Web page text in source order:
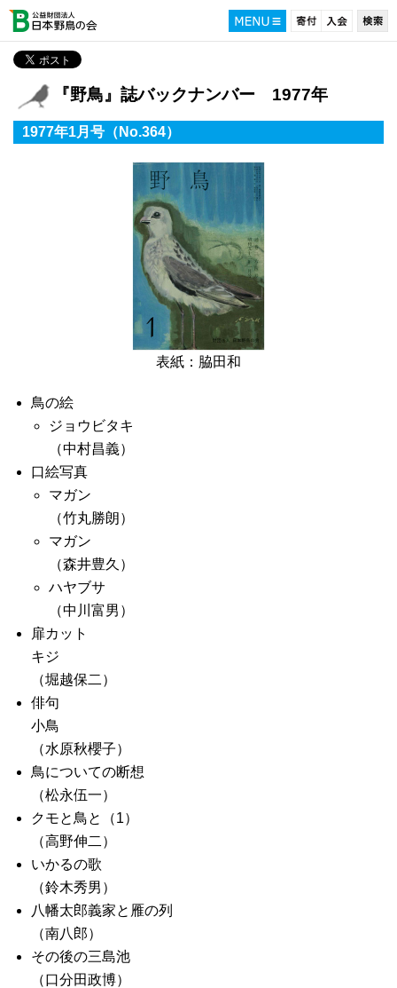
『野鳥』誌バックナンバー 1977年
1977年1月号（No.364）
表紙：脇田和
鳥の絵
ジョウビタキ
（中村昌義）
口絵写真
マガン
（竹丸勝朗）
マガン
（森井豊久）
ハヤブサ
（中川富男）
扉カット
キジ
（堀越保二）
俳句
小鳥
（水原秋櫻子）
鳥についての断想
（松永伍一）
クモと鳥と（1）
（高野伸二）
いかるの歌
（鈴木秀男）
八幡太郎義家と雁の列
（南八郎）
その後の三島池
（口分田政博）